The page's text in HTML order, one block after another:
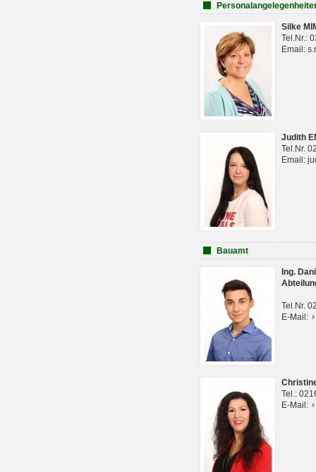
Silke
Tel.Nr.:
Email:
Judith
Tel.Nr.
Email:
Bauamt
Ing.
Tel.Nr.
E-Mail:
Tel.:
E-Mail: